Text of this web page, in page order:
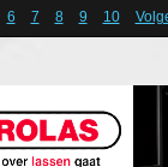
6 7 8 9 10